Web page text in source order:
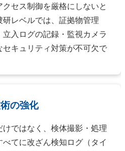
セス制御を厳格にしないと
レベルでは、証拠物管理
入ログの記録・監視カメラ
キュリティ対策が不可欠で
の強化
ではなく、検体撮影・処理
てに改ざん検知ログ（タイ